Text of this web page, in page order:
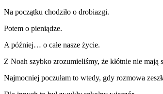
Na początku chodziło o drobiazgi.
Potem o pieniądze.
A później… o całe nasze życie.
Z Noah szybko zrozumieliśmy, że kłótnie nie mają
Najmocniej poczułam to wtedy, gdy rozmowa